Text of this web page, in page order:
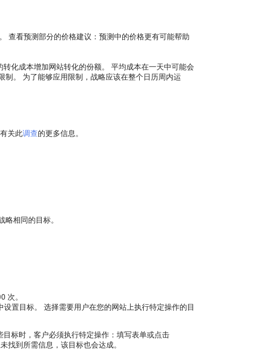
查看预测部分的价格建议：预测中的价格更有可能帮助
化成本增加网站转化的份额。 平均成本在一天中可能会
制。 为了能够应用限制，战略应该在整个日历周内运
关此调查的更多信息。
略相同的目标。
次。
置目标。 选择需要用户在您的网站上执行特定操作的目
目标时，客户必须执行特定操作：填写表单或点击
找到所需信息，该目标也会达成。